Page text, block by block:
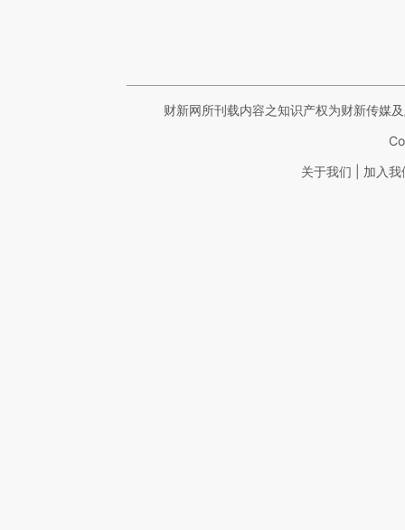
财新网所刊载内容之知识产权为财新传媒
关于我们 加入我